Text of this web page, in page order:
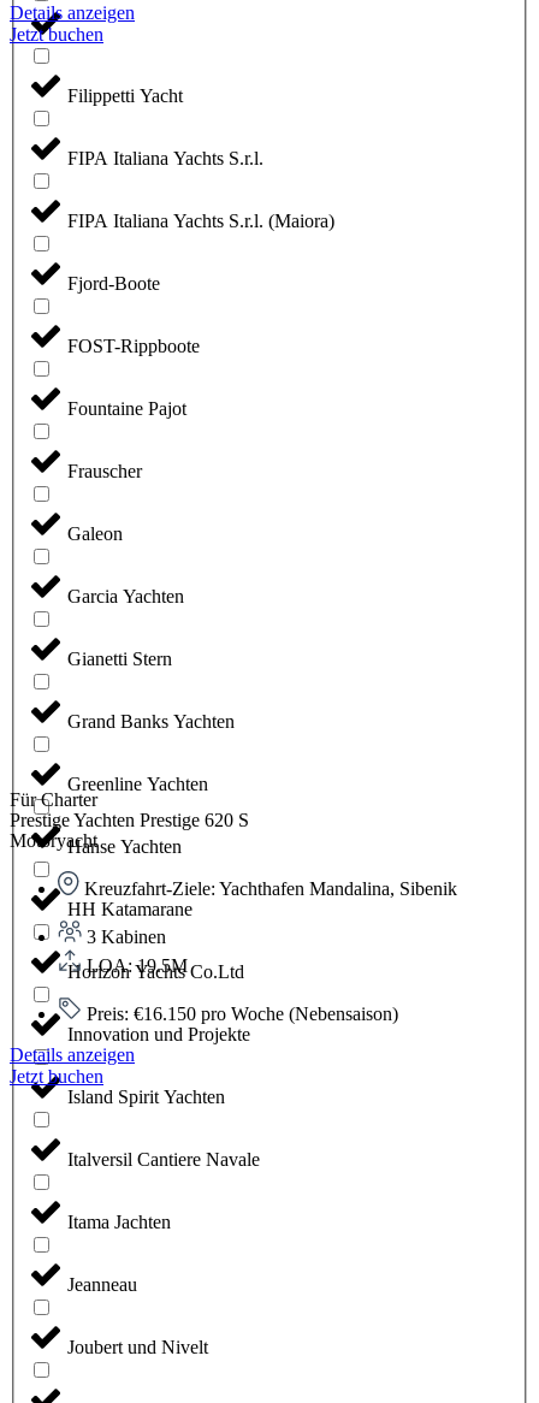
.
Filippetti Yacht
FIPA Italiana Yachts S.r.l.
FIPA Italiana Yachts S.r.l. (Maiora)
Fjord-Boote
FOST-Rippboote
Fountaine Pajot
Frauscher
Galeon
Garcia Yachten
Gianetti Stern
Grand Banks Yachten
Greenline Yachten
Hanse Yachten
HH Katamarane
Horizon Yachts Co.Ltd
Innovation und Projekte
Island Spirit Yachten
Italversil Cantiere Navale
Itama Jachten
Jeanneau
Joubert und Nivelt
Details anzeigen
Jetzt buchen
Für Charter
Prestige Yachten Prestige 620 S
Motoryacht
Kreuzfahrt-Ziele: Yachthafen Mandalina, Sibenik
3 Kabinen
LOA: 19.5M
Preis: €16.150 pro Woche (Nebensaison)
Details anzeigen
Jetzt buchen